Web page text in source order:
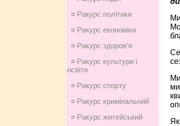
¤ Ракурс політики
¤ Ракурс економiки
¤ Ракурс здоров'я
¤ Ракурс культури і
освіти
¤ Ракурс спорту
¤ Ракурс кримінальний
¤ Ракурс житейський